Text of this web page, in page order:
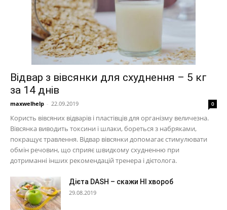
Відвар з вівсянки для схуднення – 5 кг
за 14 днів
maxwelhelp - 22.09.2019 0
Користь вівсяних відварів і пластівців для організму величезна.
Вівсянка виводить токсини і шлаки, бореться з набряками,
покращує травлення. Відвар вівсянки допомагає стимулювати
обмін речовин, що сприяє швидкому схудненню при
дотриманні інших рекомендацій тренера і дієтолога.
Дієта DASH – скажи НІ хвороб
29.08.2019